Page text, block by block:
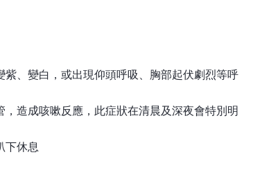
、變白，或出現仰頭呼吸、胸部起伏劇烈等呼
造成咳嗽反應，此症狀在清晨及深夜會特別明
下休息